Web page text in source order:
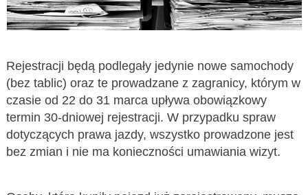
Rejestracji będą podlegały jedynie nowe samochody
(bez tablic) oraz te prowadzane z zagranicy, którym w
czasie od 22 do 31 marca upływa obowiązkowy
termin 30-dniowej rejestracji. W przypadku spraw
dotyczących prawa jazdy, wszystko prowadzone jest
bez zmian i nie ma konieczności umawiania wizyt.